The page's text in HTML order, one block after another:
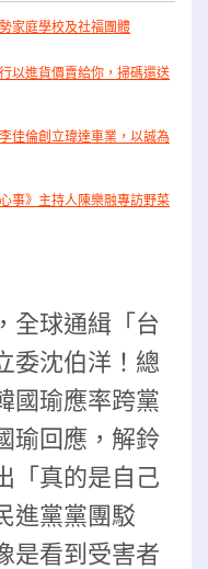
家庭學校及社福團體
以進貨價賣給你，掃碼還送
佳倫創立瑋達車業，以誠為
事》主持人陳樂融專訪野菜
全球通緝「台
委沈伯洋！總
國瑜應率跨黨
瑜回應，解鈴
「真的是自己
進黨黨團駁
是看到受害者